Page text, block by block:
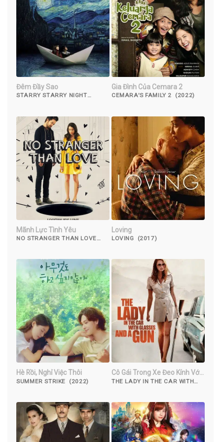
Đêm Đầy Sao
STARRY STARRY NIGHT
Gia Đình Của Cemara 2
CEMARA'S FAMILY 2 (2022)
Mãnh Lực Tình Yêu
NO STRANGER THAN LOVE
Loving
LOVING (2017)
Hè Rồi, Nghỉ Việc Thôi
SUMMER STRIKE (2022)
Cô Gái Trong Xe Đeo Kính Với
Khẩu Súng
THE LADY IN THE CAR WITH